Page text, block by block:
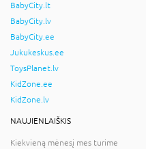
BabyCity.lt
BabyCity.lv
BabyCity.ee
Jukukeskus.ee
ToysPlanet.lv
KidZone.ee
KidZone.lv
NAUJIENLAIŠKIS
Kiekvieną mėnesį mes turime